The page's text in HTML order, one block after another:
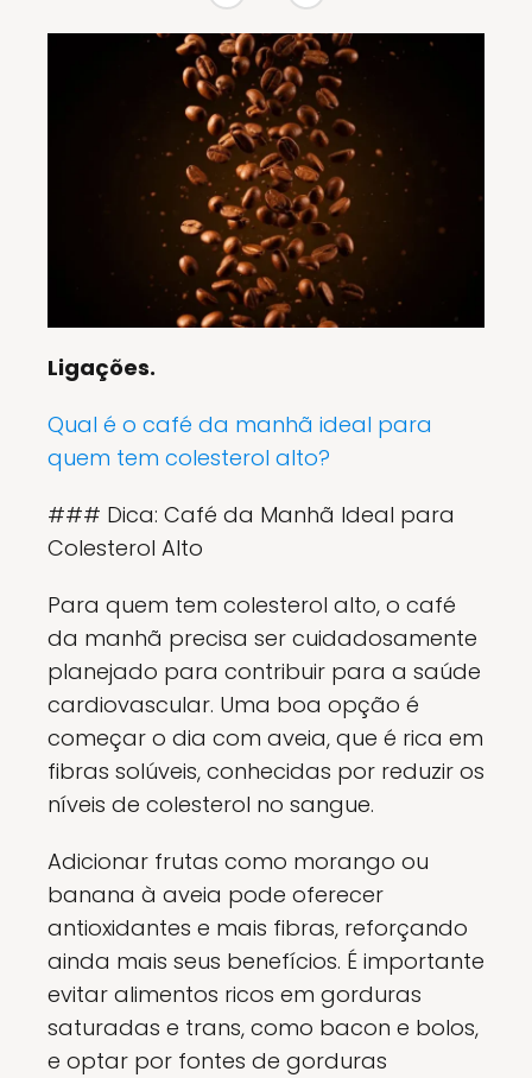
Ligações.
Qual é o café da manhã ideal para
quem tem colesterol alto?
### Dica: Café da Manhã Ideal para
Colesterol Alto
Para quem tem colesterol alto, o café
da manhã precisa ser cuidadosamente
planejado para contribuir para a saúde
cardiovascular. Uma boa opção é
começar o dia com aveia, que é rica em
fibras solúveis, conhecidas por reduzir os
níveis de colesterol no sangue.
Adicionar frutas como morango ou
banana à aveia pode oferecer
antioxidantes e mais fibras, reforçando
ainda mais seus benefícios. É importante
evitar alimentos ricos em gorduras
saturadas e trans, como bacon e bolos,
e optar por fontes de gorduras